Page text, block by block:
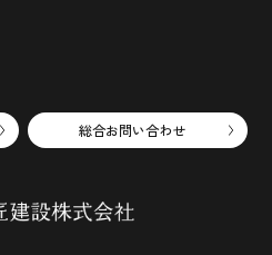
総合お問い合わせ